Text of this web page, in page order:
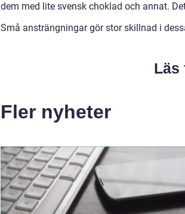
dem med lite svensk choklad och annat.
Små ansträngningar gör stor skillnad i
Läs
Fler nyheter